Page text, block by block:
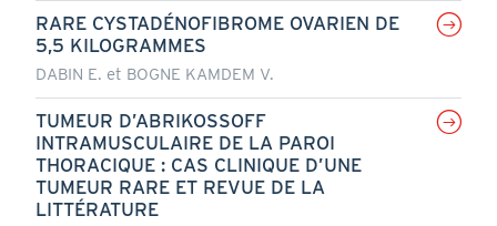
RARE CYSTADÉNOFIBROME OVARIEN DE
5,5 KILOGRAMMES
DABIN E. et BOGNE KAMDEM V.
TUMEUR D’ABRIKOSSOFF
INTRAMUSCULAIRE DE LA PAROI
THORACIQUE : CAS CLINIQUE D’UNE
TUMEUR RARE ET REVUE DE LA
LITTÉRATURE